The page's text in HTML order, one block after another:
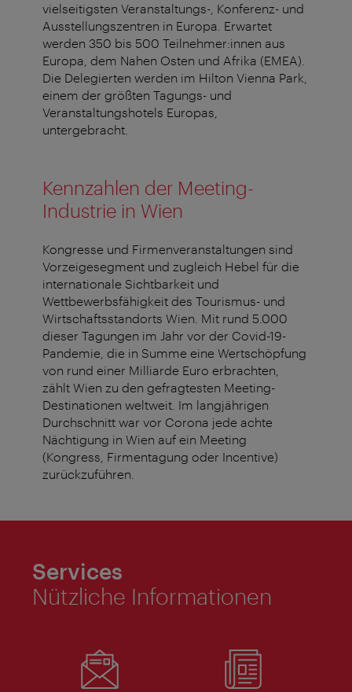
vielseitigsten Veranstaltungs-, Konferenz- und
Ausstellungszentren in Europa. Erwartet
werden 350 bis 500 Teilnehmer:innen aus
Europa, dem Nahen Osten und Afrika (EMEA).
Die Delegierten werden im Hilton Vienna Park,
einem der größten Tagungs- und
Veranstaltungshotels Europas,
untergebracht.
Kennzahlen der Meeting-
Industrie in Wien
Kongresse und Firmenveranstaltungen sind
Vorzeigesegment und zugleich Hebel für die
internationale Sichtbarkeit und
Wettbewerbsfähigkeit des Tourismus- und
Wirtschaftsstandorts Wien. Mit rund 5.000
dieser Tagungen im Jahr vor der Covid-19-
Pandemie, die in Summe eine Wertschöpfung
von rund einer Milliarde Euro erbrachten,
zählt Wien zu den gefragtesten Meeting-
Destinationen weltweit. Im langjährigen
Durchschnitt war vor Corona jede achte
Nächtigung in Wien auf ein Meeting
(Kongress, Firmentagung oder Incentive)
zurückzuführen.
Services
Nützliche Informationen